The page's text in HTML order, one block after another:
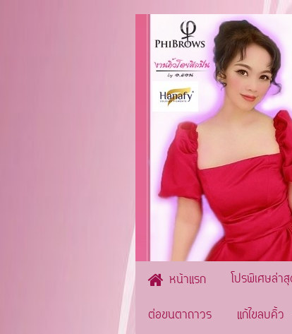
หน้าแรก โปรพิเศษล่า
ต่อขนตาถาวร
แก้ไขลบคิ้ว